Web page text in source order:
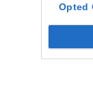
Opted
που θα